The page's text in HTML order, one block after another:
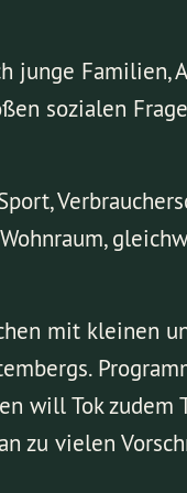
junge Familien,
sozialen
mit kleinen
will Tok zudem
zu vielen